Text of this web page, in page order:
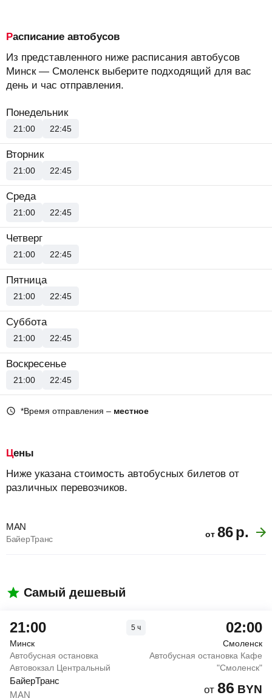
Расписание автобусов
Из представленного ниже расписания автобусов
Минск — Смоленск выберите подходящий для вас
день и час отправления.
Понедельник
21:00 22:45
Вторник
21:00 22:45
Среда
21:00 22:45
Четверг
21:00 22:45
Пятница
21:00 22:45
Суббота
21:00 22:45
Воскресенье
21:00 22:45
*Время отправления – местное
Цены
Ниже указана стоимость автобусных билетов от
различных перевозчиков.
MAN
БайерТранс
от 86р.
Самый дешевый
21:00 5 ч 02:00
Минск
Смоленск
Автобусная остановка
Автовокзал Центральный
Автобусная остановка Кафе
"Смоленск"
БайерТранс
MAN
от 86 BYN